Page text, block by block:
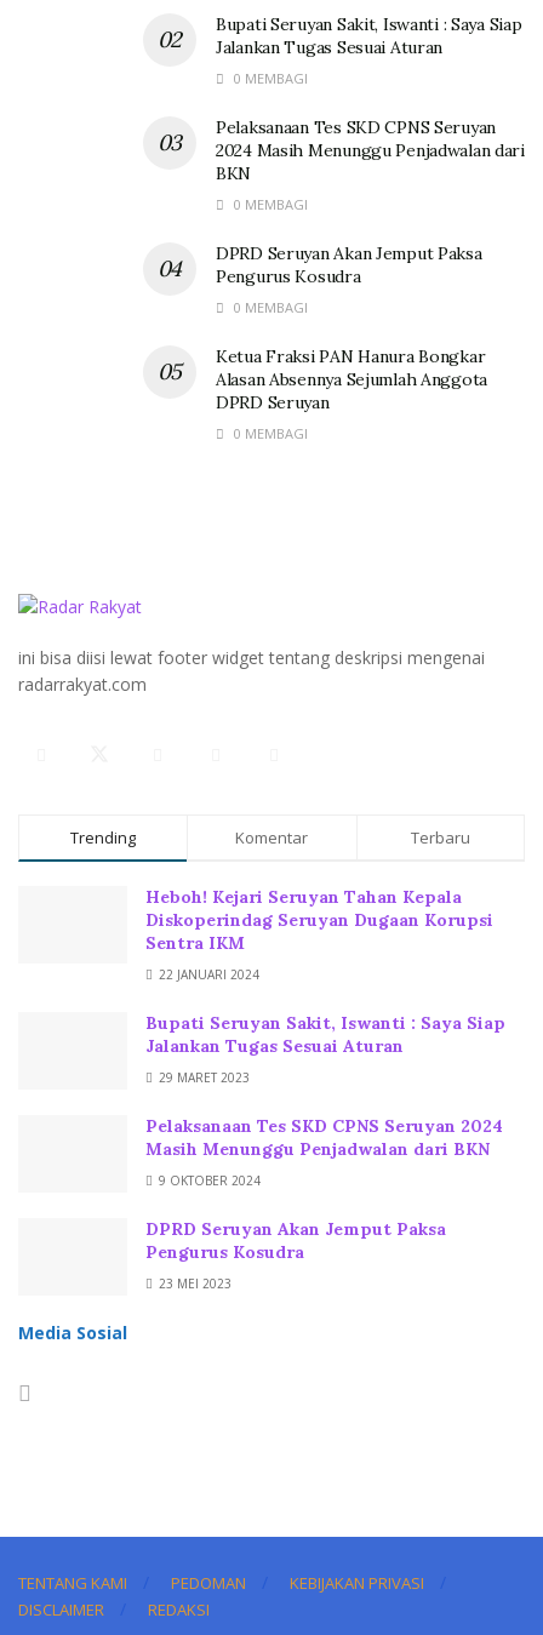
Bupati Seruyan Sakit, Iswanti : Saya Siap
Jalankan Tugas Sesuai Aturan
0 MEMBAGI
Pelaksanaan Tes SKD CPNS Seruyan
2024 Masih Menunggu Penjadwalan dari
BKN
0 MEMBAGI
DPRD Seruyan Akan Jemput Paksa
Pengurus Kosudra
0 MEMBAGI
Ketua Fraksi PAN Hanura Bongkar
Alasan Absennya Sejumlah Anggota
DPRD Seruyan
0 MEMBAGI
ini bisa diisi lewat footer widget tentang deskripsi mengenai
radarrakyat.com
Trending Komentar Terbaru
Heboh! Kejari Seruyan Tahan Kepala
Diskoperindag Seruyan Dugaan Korupsi
Sentra IKM
22 JANUARI 2024
Bupati Seruyan Sakit, Iswanti : Saya Siap
Jalankan Tugas Sesuai Aturan
29 MARET 2023
Pelaksanaan Tes SKD CPNS Seruyan 2024
Masih Menunggu Penjadwalan dari BKN
9 OKTOBER 2024
DPRD Seruyan Akan Jemput Paksa
Pengurus Kosudra
23 MEI 2023
Media Sosial
TENTANG KAMI PEDOMAN
KEBIJAKAN PRIVASI
DISCLAIMER
REDAKSI